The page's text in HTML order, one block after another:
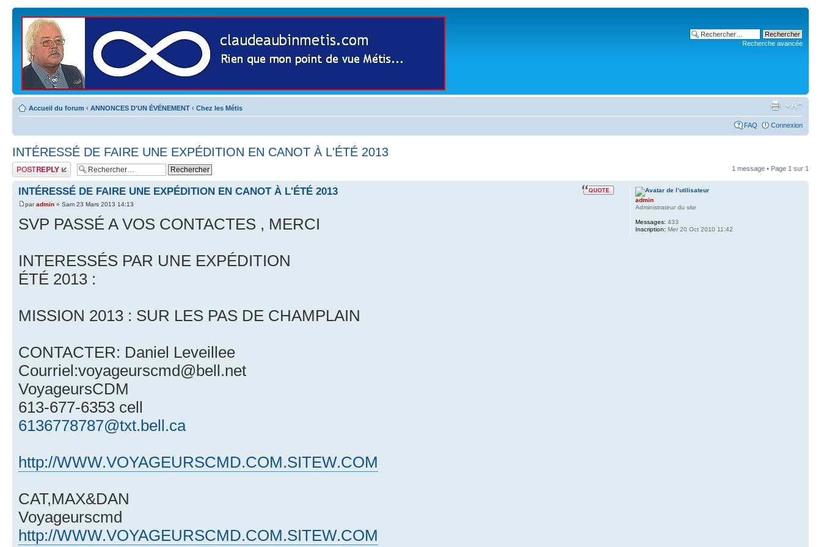
Recherche avancée
Accueil du forum ‹ ANNONCES D'UN ÉVÉNEMENT ‹ Chez les Métis
FAQ Connexion
INTÉRESSÉ DE FAIRE UNE EXPÉDITION EN CANOT À L'ÉTÉ 2013
Publier une
réponse
1 message • Page 1 sur 1
INTÉRESSÉ DE FAIRE UNE EXPÉDITION EN CANOT À L'ÉTÉ 2013
paradmin » Sam 23 Mars 2013 14:13
SVP PASSÉ A VOS CONTACTES , MERCI
INTERESSÉS PAR UNE EXPÉDITION
ÉTÉ 2013 :
MISSION 2013 : SUR LES PAS DE CHAMPLAIN
CONTACTER: Daniel Leveillee
Courriel:voyageurscmd@bell.net
VoyageursCDM
613-677-6353 cell
6136778787@txt.bell.ca
http://WWW.VOYAGEURSCMD.COM.SITEW.COM
CAT,MAX&DAN
Voyageurscmd
http://WWW.VOYAGEURSCMD.COM.SITEW.COM
admin
Administrateur du site
Messages: 433
Inscription: Mer 20 Oct 2010 11:42